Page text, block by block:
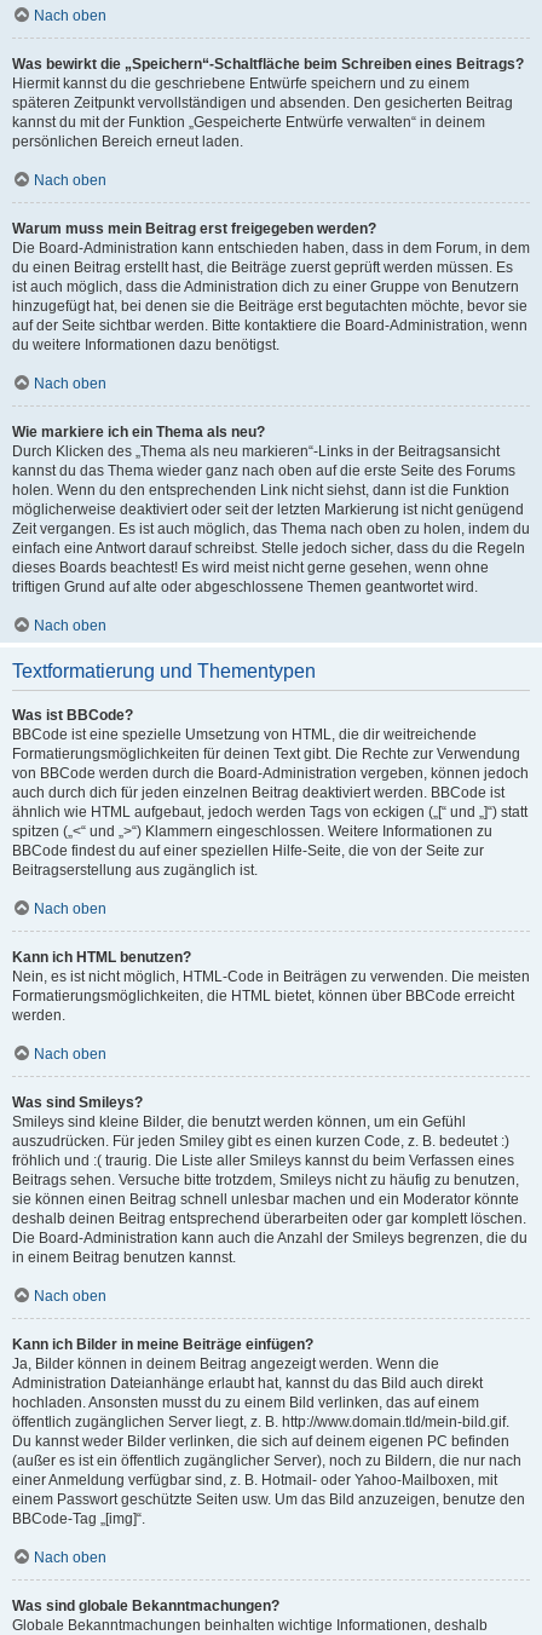
Nach oben
Was bewirkt die „Speichern“-Schaltfläche beim Schreiben eines Beitrags?
Hiermit kannst du die geschriebene Entwürfe speichern und zu einem
späteren Zeitpunkt vervollständigen und absenden. Den gesicherten Beitrag
kannst du mit der Funktion „Gespeicherte Entwürfe verwalten“ in deinem
persönlichen Bereich erneut laden.
Nach oben
Warum muss mein Beitrag erst freigegeben werden?
Die Board-Administration kann entschieden haben, dass in dem Forum, in dem
du einen Beitrag erstellt hast, die Beiträge zuerst geprüft werden müssen. Es
ist auch möglich, dass die Administration dich zu einer Gruppe von Benutzern
hinzugefügt hat, bei denen sie die Beiträge erst begutachten möchte, bevor sie
auf der Seite sichtbar werden. Bitte kontaktiere die Board-Administration, wenn
du weitere Informationen dazu benötigst.
Nach oben
Wie markiere ich ein Thema als neu?
Durch Klicken des „Thema als neu markieren“-Links in der Beitragsansicht
kannst du das Thema wieder ganz nach oben auf die erste Seite des Forums
holen. Wenn du den entsprechenden Link nicht siehst, dann ist die Funktion
möglicherweise deaktiviert oder seit der letzten Markierung ist nicht genügend
Zeit vergangen. Es ist auch möglich, das Thema nach oben zu holen, indem du
einfach eine Antwort darauf schreibst. Stelle jedoch sicher, dass du die Regeln
dieses Boards beachtest! Es wird meist nicht gerne gesehen, wenn ohne
triftigen Grund auf alte oder abgeschlossene Themen geantwortet wird.
Nach oben
Textformatierung und Thementypen
Was ist BBCode?
BBCode ist eine spezielle Umsetzung von HTML, die dir weitreichende
Formatierungsmöglichkeiten für deinen Text gibt. Die Rechte zur Verwendung
von BBCode werden durch die Board-Administration vergeben, können jedoch
auch durch dich für jeden einzelnen Beitrag deaktiviert werden. BBCode ist
ähnlich wie HTML aufgebaut, jedoch werden Tags von eckigen („[“ und „]“) statt
spitzen („<“ und „>“) Klammern eingeschlossen. Weitere Informationen zu
BBCode findest du auf einer speziellen Hilfe-Seite, die von der Seite zur
Beitragserstellung aus zugänglich ist.
Nach oben
Kann ich HTML benutzen?
Nein, es ist nicht möglich, HTML-Code in Beiträgen zu verwenden. Die meisten
Formatierungsmöglichkeiten, die HTML bietet, können über BBCode erreicht
werden.
Nach oben
Was sind Smileys?
Smileys sind kleine Bilder, die benutzt werden können, um ein Gefühl
auszudrücken. Für jeden Smiley gibt es einen kurzen Code, z. B. bedeutet :)
fröhlich und :( traurig. Die Liste aller Smileys kannst du beim Verfassen eines
Beitrags sehen. Versuche bitte trotzdem, Smileys nicht zu häufig zu benutzen,
sie können einen Beitrag schnell unlesbar machen und ein Moderator könnte
deshalb deinen Beitrag entsprechend überarbeiten oder gar komplett löschen.
Die Board-Administration kann auch die Anzahl der Smileys begrenzen, die du
in einem Beitrag benutzen kannst.
Nach oben
Kann ich Bilder in meine Beiträge einfügen?
Ja, Bilder können in deinem Beitrag angezeigt werden. Wenn die
Administration Dateianhänge erlaubt hat, kannst du das Bild auch direkt
hochladen. Ansonsten musst du zu einem Bild verlinken, das auf einem
öffentlich zugänglichen Server liegt, z. B. http://www.domain.tld/mein-bild.gif.
Du kannst weder Bilder verlinken, die sich auf deinem eigenen PC befinden
(außer es ist ein öffentlich zugänglicher Server), noch zu Bildern, die nur nach
einer Anmeldung verfügbar sind, z. B. Hotmail- oder Yahoo-Mailboxen, mit
einem Passwort geschützte Seiten usw. Um das Bild anzuzeigen, benutze den
BBCode-Tag „[img]“.
Nach oben
Was sind globale Bekanntmachungen?
Globale Bekanntmachungen beinhalten wichtige Informationen, deshalb